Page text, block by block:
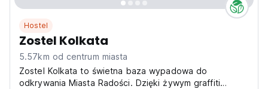
Hostel
Zostel Kolkata
5.57km od centrum miasta
Zostel Kolkata to świetna baza wypadowa do
odkrywania Miasta Radości. Dzięki żywym graffiti